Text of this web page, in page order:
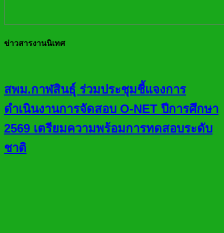
ข่าวสารงานนิเทศ
สพม.กาฬสินธุ์ ร่วมประชุมชี้แจงการ
ดำเนินงานการจัดสอบ O-NET ปีการศึกษา
2569 เตรียมความพร้อมการทดสอบระดับ
ชาติ